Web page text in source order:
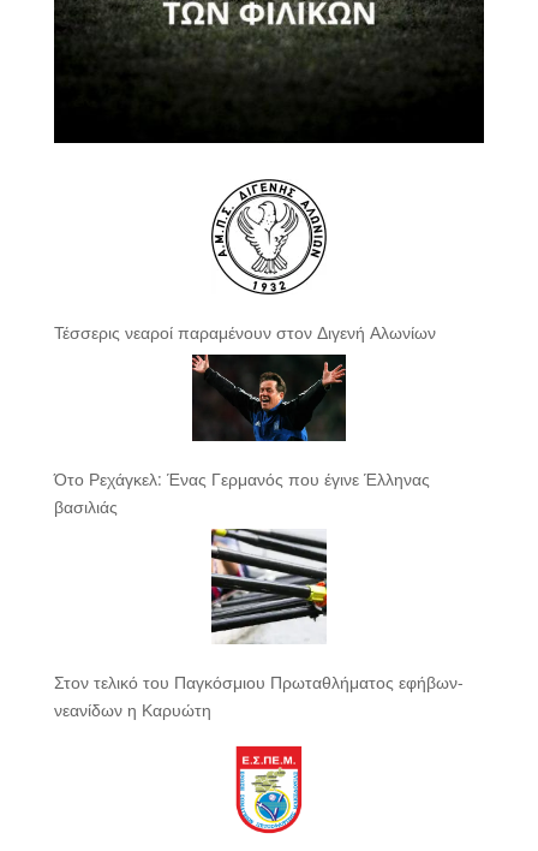
Τέσσερις νεαροί παραμένουν στον Διγενή Αλωνίων
Ότο Ρεχάγκελ: Ένας Γερμανός που έγινε Έλληνας
βασιλιάς
Στον τελικό του Παγκόσμιου Πρωταθλήματος εφήβων-
νεανίδων η Καρυώτη